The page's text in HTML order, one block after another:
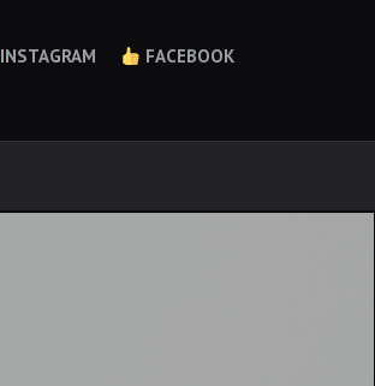
INSTAGRAM FACEBOOK